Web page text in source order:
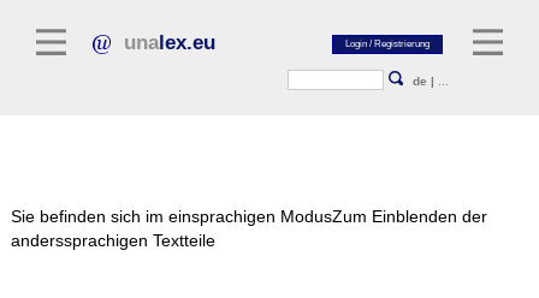
unalex.eu
de |
Sie befinden sich im einsprachigen ModusZum Einblenden der
anderssprachigen Textteile